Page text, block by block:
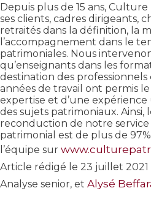
Depuis plus de 15 ans,
ses clients, cadres dirigeants,
retraités dans la définition, la
l’accompagnement dans le
patrimoniales. Nous
qu’enseignants dans les
destination des professionnels
années de travail ont permis
expertise et d’une expérience
des sujets patrimoniaux.
reconduction de notre
patrimonial est de plus de
l’équipe sur
Article rédigé le 23 juillet 2021
Analyse senior, et Alysé